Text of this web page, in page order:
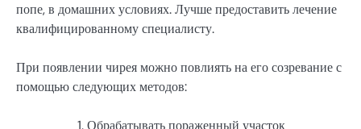
попе, в домашних условиях. Лучше предоставить лечение
квалифицированному специалисту.
При появлении чирея можно повлиять на его созревание с
помощью следующих методов: